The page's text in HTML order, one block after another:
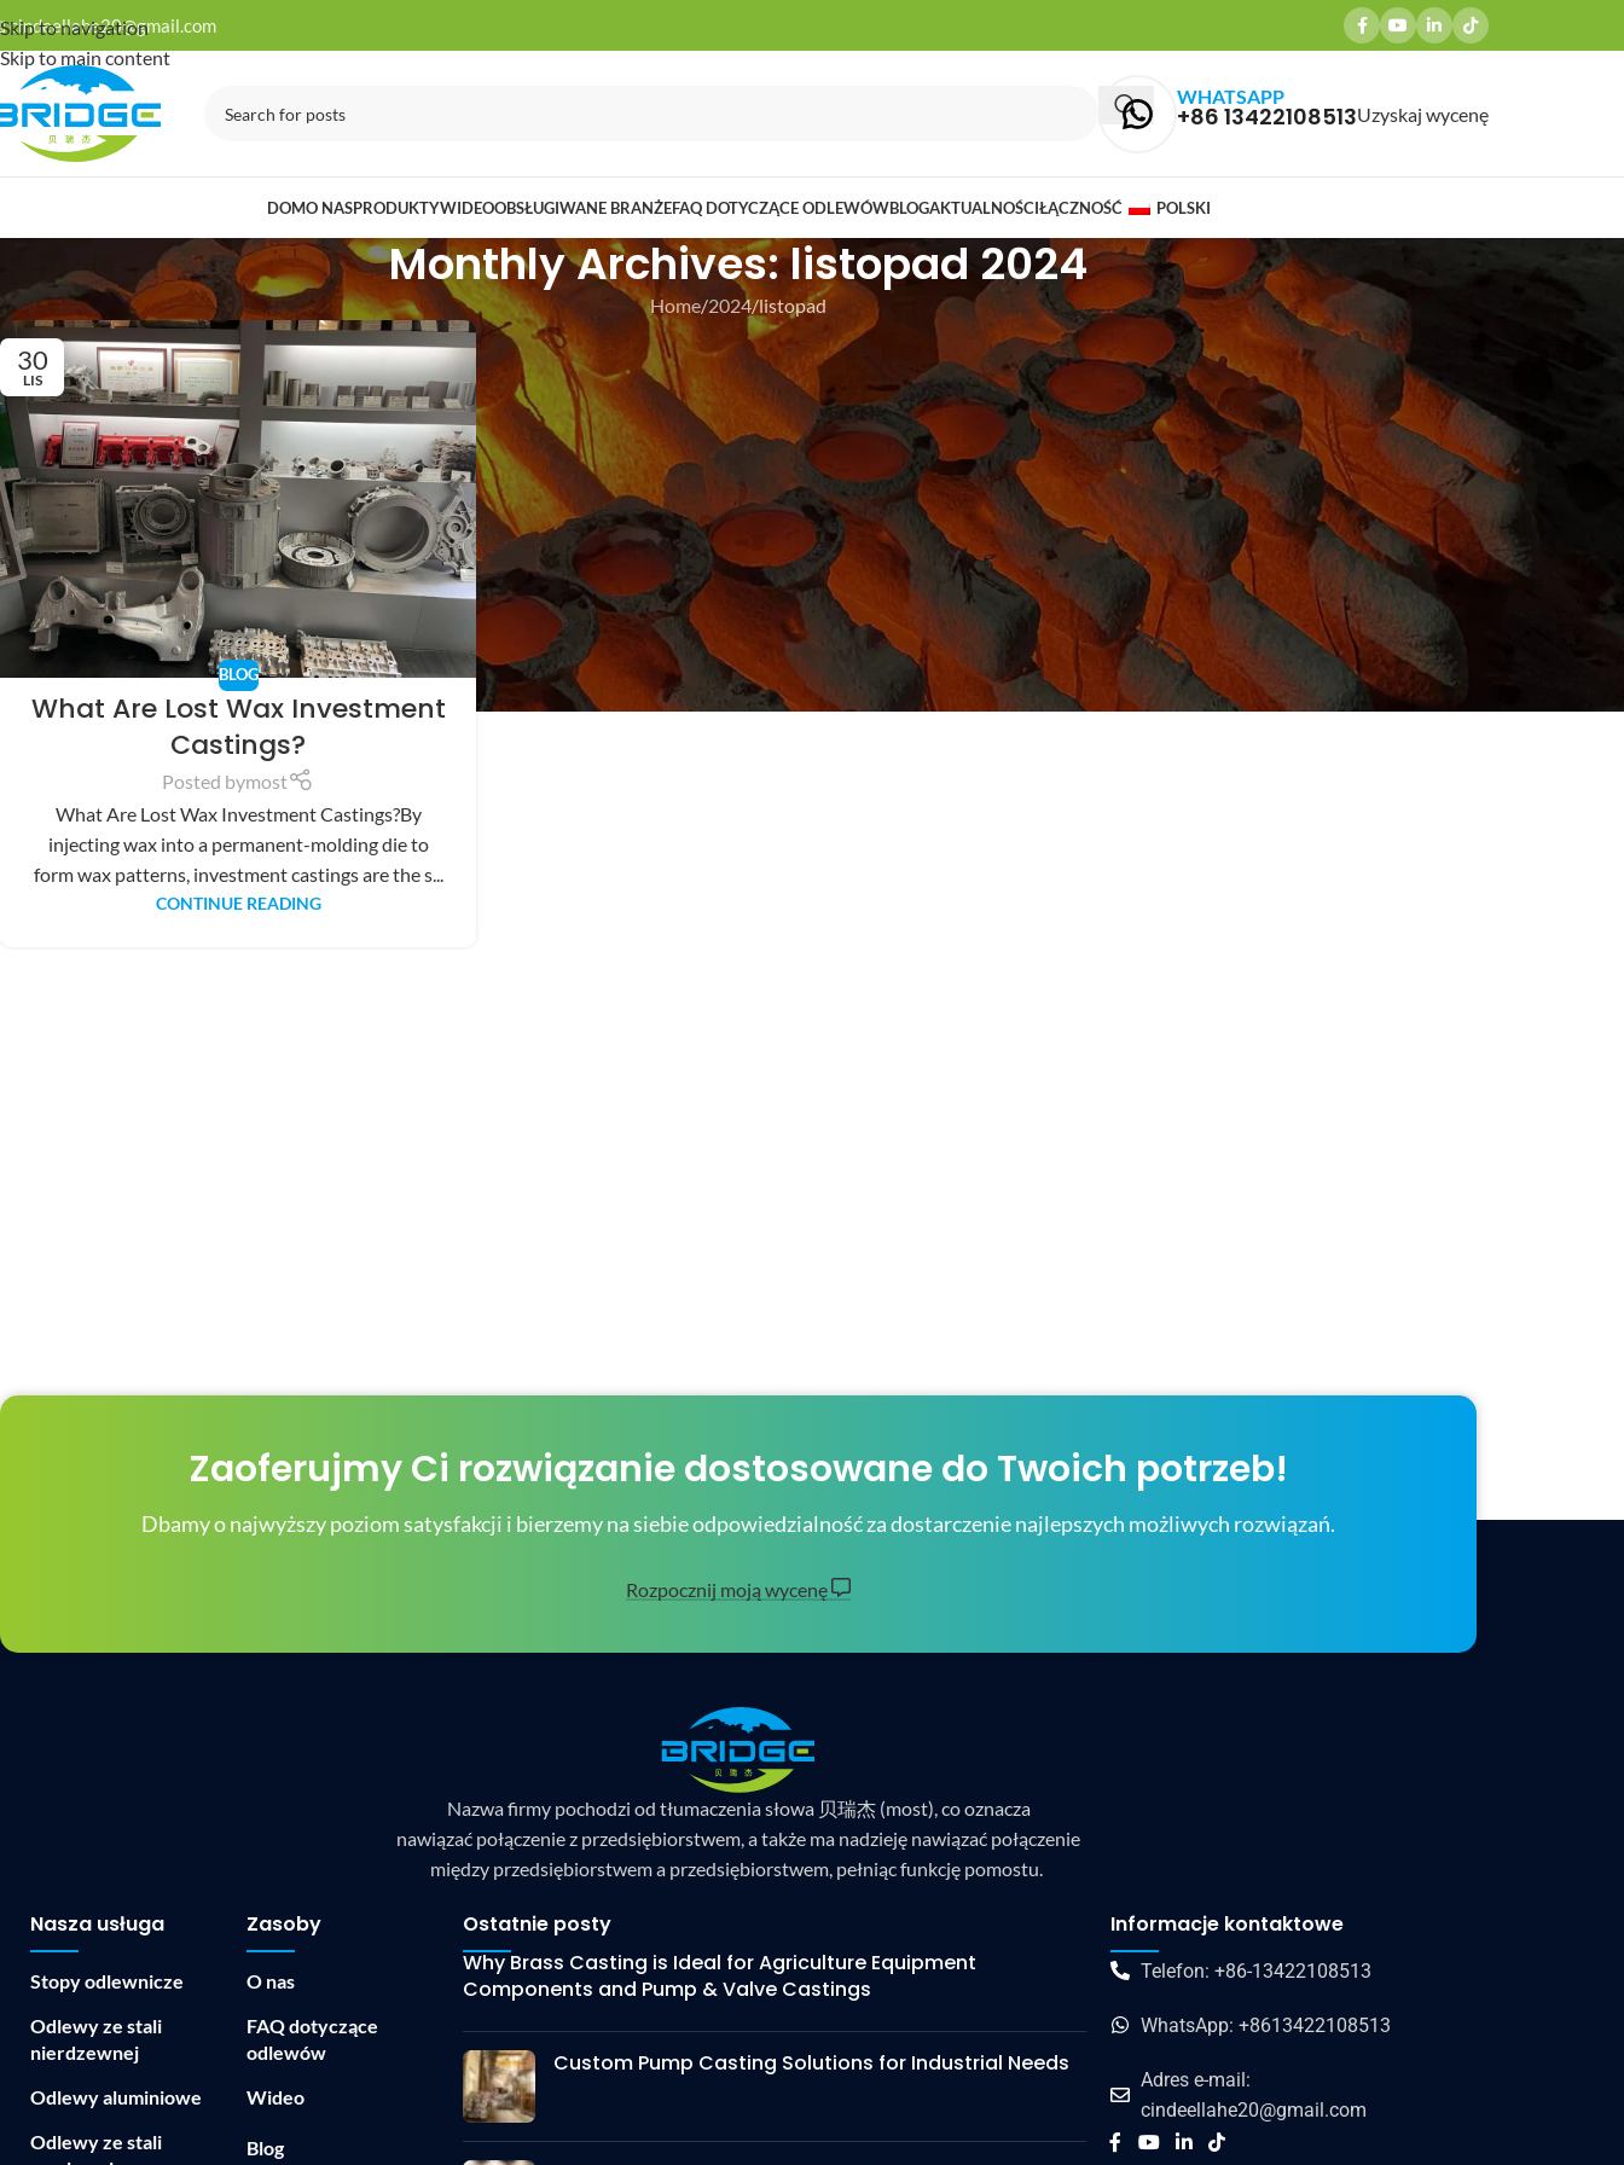
Skip to navigation
Skip to main content
cindeellahe20@gmail.com
WHATSAPP
+86 13422108513Uzyskaj wycenę
DOMO NASPRODUKTYWIDEOOBSŁUGIWANE BRANŻEFAQ DOTYCZĄCE ODLEWÓWBLOGAKTUALNOŚCIŁĄCZNOŚĆ POLSKI
Monthly Archives: listopad 2024
Home 2024 listopad
30
LIS
BLOG
What Are Lost Wax Investment
Castings?
Posted bymost
What Are Lost Wax Investment Castings?By
injecting wax into a permanent-molding die to
form wax patterns, investment castings are the s...
CONTINUE READING
Zaoferujmy Ci rozwiązanie dostosowane do Twoich potrzeb!
Dbamy o najwyższy poziom satysfakcji i bierzemy na siebie odpowiedzialność za dostarczenie najlepszych możliwych rozwiązań.
Rozpocznij moją wycenę
Nazwa firmy pochodzi od tłumaczenia słowa 贝瑞杰 (most), co oznacza
nawiązać połączenie z przedsiębiorstwem, a także ma nadzieję nawiązać połączenie
między przedsiębiorstwem a przedsiębiorstwem, pełniąc funkcję pomostu.
Nasza usługa
Stopy odlewnicze
Odlewy ze stali
nierdzewnej
Odlewy aluminiowe
Odlewy ze stali
Zasoby
O nas
FAQ dotyczące
odlewów
Wideo
Blog
Ostatnie posty
Why Brass Casting is Ideal for Agriculture Equipment
Components and Pump & Valve Castings
Custom Pump Casting Solutions for Industrial Needs
Informacje kontaktowe
Telefon: +86-13422108513
WhatsApp: +8613422108513
Adres e-mail:
cindeellahe20@gmail.com